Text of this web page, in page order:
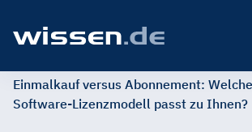
Einmalkauf versus Abonnement:
Software-Lizenzmodell passt zu Ihnen?